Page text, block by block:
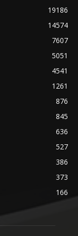
19186
14574
7607
5051
4541
1261
876
845
636
527
386
373
166